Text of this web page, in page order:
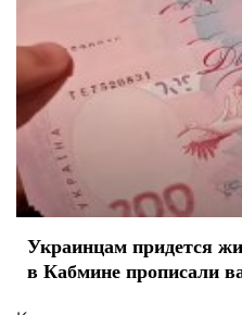
Украинцам придется
в Кабмине прописали